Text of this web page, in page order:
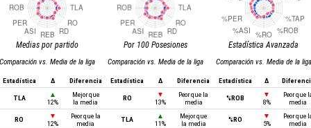
Medias por partido
Comparación vs. Media de la liga
Estadística Δ Diferencia
TLA
▲
12%
Mejor que
la media
RO
▼
12%
Peor que la
media
Por 100 Posesiones
Comparación vs. Media de la liga
Estadística Δ Diferencia
RO
▼
13%
Peor que la
media
TLA
▲
11%
Mejor que
la media
Estadística Avanzada
Comparación vs. Media de la liga
Estadística Δ
%ROB
▼
8%
Peor que
media
%RO
▼
5%
Peor que
media